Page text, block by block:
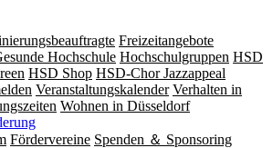
Freizeitangebote
Hochschule Hochschulgruppen HSD
HSD Shop HSD-Chor Jazzappeal
Veranstaltungskalender Verhalten in
Wohnen in Düsseldorf
Fördervereine Spenden ＆ Sponsoring